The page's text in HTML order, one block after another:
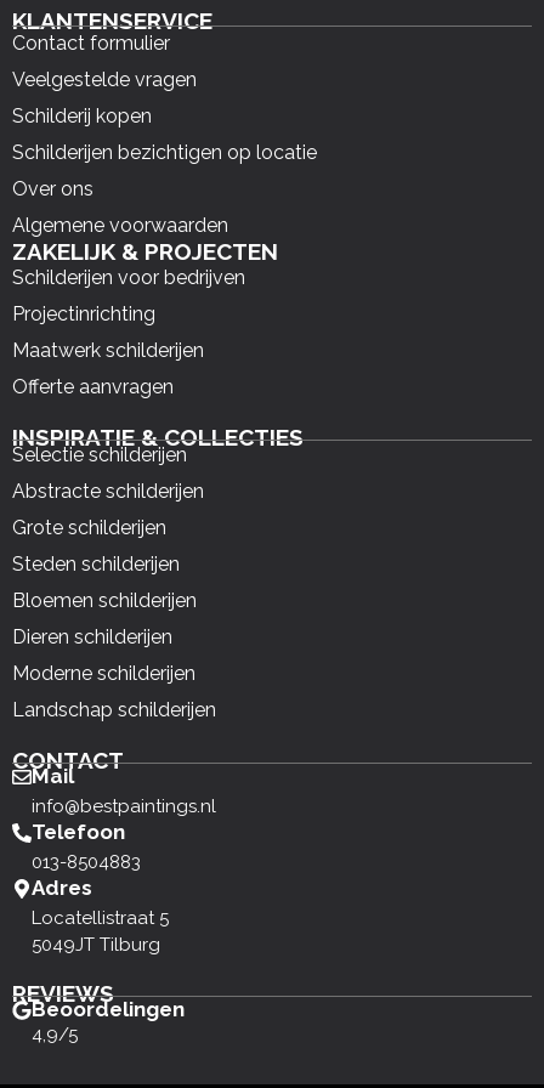
KLANTENSERVICE
Contact formulier
Veelgestelde vragen
Schilderij kopen
Schilderijen bezichtigen op locatie
Over ons
Algemene voorwaarden
ZAKELIJK & PROJECTEN
Schilderijen voor bedrijven
Projectinrichting
Maatwerk schilderijen
Offerte aanvragen
INSPIRATIE & COLLECTIES
Selectie schilderijen
Abstracte schilderijen
Grote schilderijen
Steden schilderijen
Bloemen schilderijen
Dieren schilderijen
Moderne schilderijen
Landschap schilderijen
CONTACT
Mail
info@bestpaintings.nl
Telefoon
013-8504883
Adres
Locatellistraat 5
5049JT Tilburg
REVIEWS
Beoordelingen
4,9/5